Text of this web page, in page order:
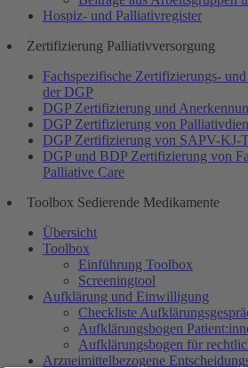
Hospiz- und Palliativregister
Zertifizierung Palliativversorgung
Fachspezifische Zertifizierungs-
der DGP
DGP Zertifizierung und
DGP Zertifizierung von
DGP Zertifizierung von SAPV-KJ-
DGP und BDP Zertifizierung von
Palliative Care
Toolbox Sedierende Medikamente
Übersicht
Toolbox
Einführung Toolbox
Screeningtool
Aufklärung und Einwilligung
Checkliste
Aufklärungsbogen
Aufklärungsbogen für
Arzneimittelbezogene